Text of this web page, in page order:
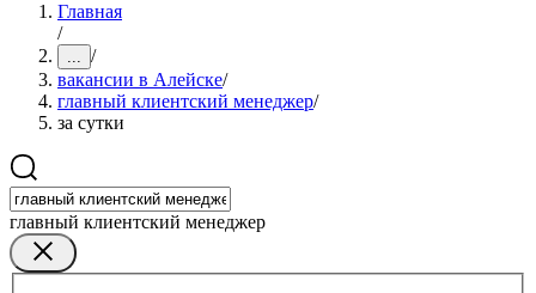
Главная
/
... /
вакансии в Алейске/
главный клиентский менеджер/
за сутки
главный клиентский менеджер